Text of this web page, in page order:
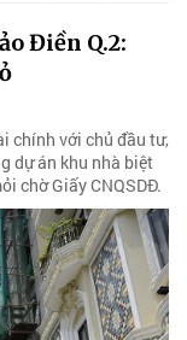
Điền Q.2:
chính với chủ đầu tư,
dự án khu nhà biệt
chờ Giấy CNQSDĐ.